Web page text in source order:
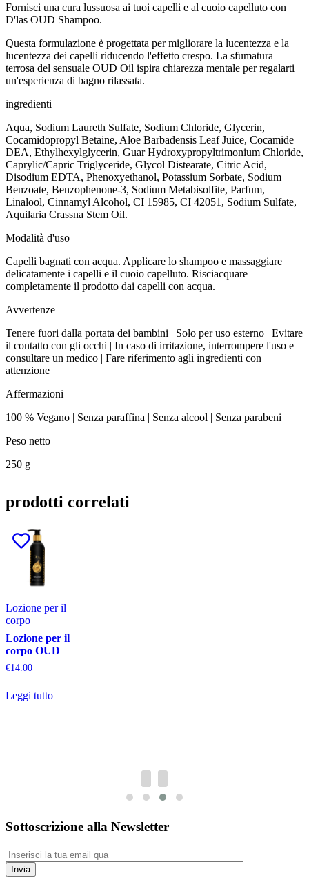
Fornisci una cura lussuosa ai tuoi capelli e al cuoio capelluto con
D'las OUD Shampoo.
Questa formulazione è progettata per migliorare la lucentezza e la
lucentezza dei capelli riducendo l'effetto crespo. La sfumatura
terrosa del sensuale OUD Oil ispira chiarezza mentale per regalarti
un'esperienza di bagno rilassata.
ingredienti
Aqua, Sodium Laureth Sulfate, Sodium Chloride, Glycerin,
Cocamidopropyl Betaine, Aloe Barbadensis Leaf Juice, Cocamide
DEA, Ethylhexylglycerin, Guar Hydroxypropyltrimonium Chloride,
Caprylic/Capric Triglyceride, Glycol Distearate, Citric Acid,
Disodium EDTA, Phenoxyethanol, Potassium Sorbate, Sodium
Benzoate, Benzophenone-3, Sodium Metabisolfite, Parfum,
Linalool, Cinnamyl Alcohol, CI 15985, CI 42051, Sodium Sulfate,
Aquilaria Crassna Stem Oil.
Modalità d'uso
Capelli bagnati con acqua. Applicare lo shampoo e massaggiare
delicatamente i capelli e il cuoio capelluto. Risciacquare
completamente il prodotto dai capelli con acqua.
Avvertenze
Tenere fuori dalla portata dei bambini | Solo per uso esterno | Evitare
il contatto con gli occhi | In caso di irritazione, interrompere l'uso e
consultare un medico | Fare riferimento agli ingredienti con
attenzione
Affermazioni
100 % Vegano | Senza paraffina | Senza alcool | Senza parabeni
Peso netto
250 g
prodotti correlati
Lozione per il
corpo
Lozione per il
corpo OUD
€14.00
Leggi tutto
Sottoscrizione alla Newsletter